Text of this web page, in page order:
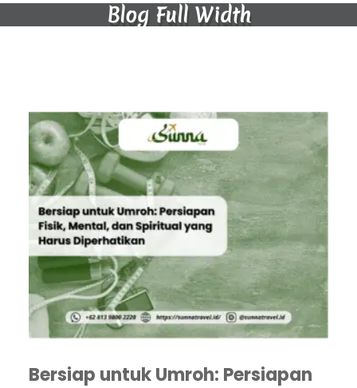
Blog Full Width
Bersiap untuk Umroh: Persiapan